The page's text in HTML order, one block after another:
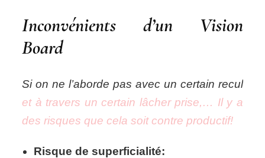
Inconvénients d’un Vision
Board
Si on ne l’aborde pas avec un certain recul
et à travers un certain lâcher prise,… Il y a
des risques que cela soit contre productif!
Risque de superficialité: